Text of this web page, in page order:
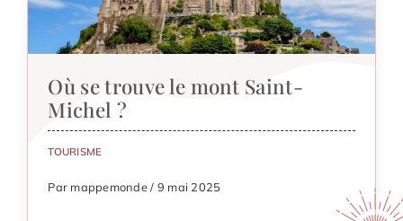
Où se trouve le mont Saint-
Michel ?
TOURISME
Par mappemonde / 9 mai 2025